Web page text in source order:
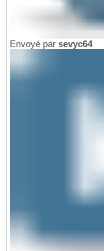
Envoyé par sevyc64